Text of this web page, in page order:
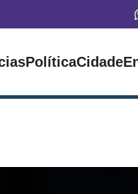
PolíticaCidade